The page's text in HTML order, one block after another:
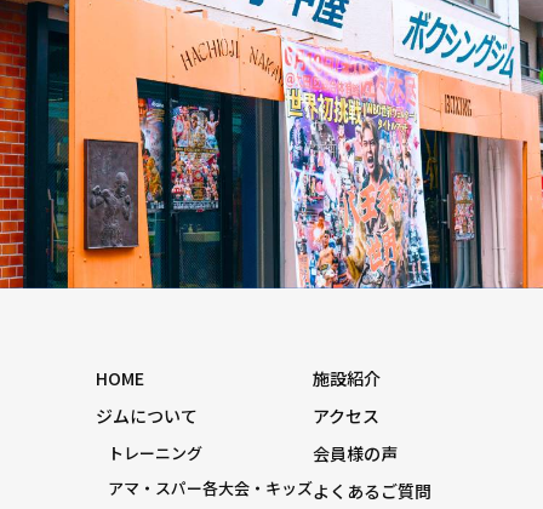
HOME
ジムについて
トレーニング
アマ・スパー各大会・キッズ
施設紹介
アクセス
会員様の声
よくあるご質問